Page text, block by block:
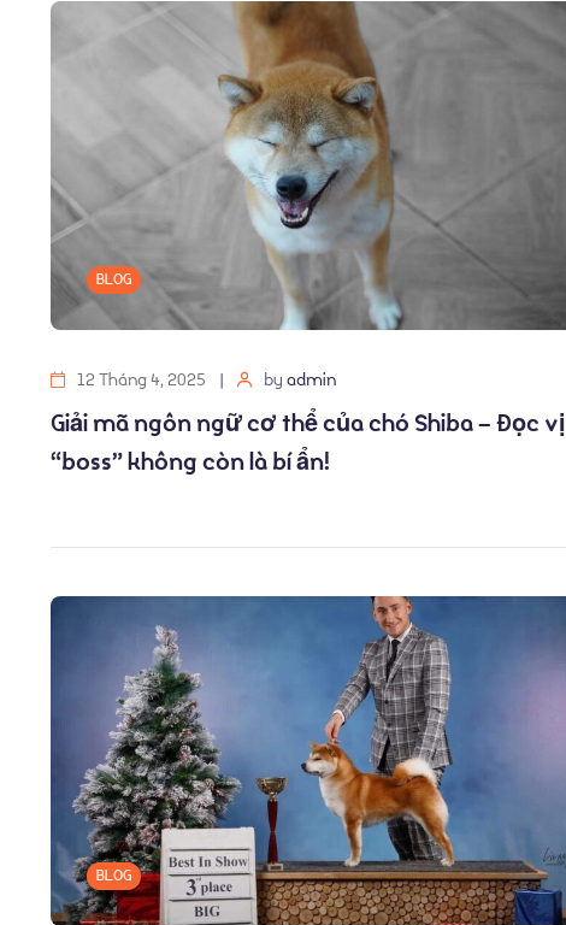
BLOG
12 Tháng 4, 2025 by admin
Giải mã ngôn ngữ cơ thể của chó Shiba – Đọc vị
“boss” không còn là bí ẩn!
BLOG